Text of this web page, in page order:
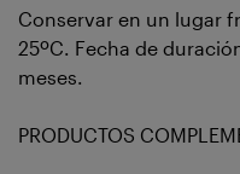
Conservar en un lugar
25ºC. Fecha de
meses.
PRODUCTOS